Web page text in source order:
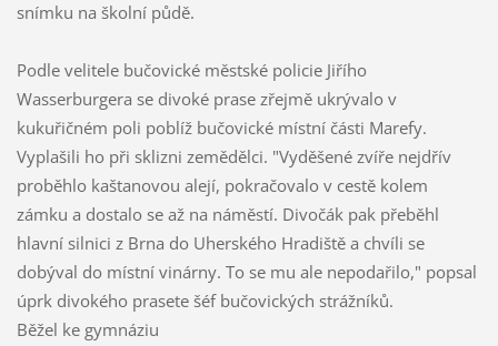
snímku na školní půdě.
Podle velitele bučovické městské policie Jiřího
Wasserburgera se divoké prase zřejmě ukrývalo v
kukuřičném poli poblíž bučovické místní části Marefy.
Vyplašili ho při sklizni zemědělci. "Vyděšené zvíře nejdřív
proběhlo kaštanovou alejí, pokračovalo v cestě kolem
zámku a dostalo se až na náměstí. Divočák pak přeběhl
hlavní silnici z Brna do Uherského Hradiště a chvíli se
dobýval do místní vinárny. To se mu ale nepodařilo," popsal
úprk divokého prasete šéf bučovických strážníků.
Běžel ke gymnáziu